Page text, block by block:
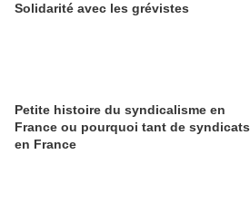
Solidarité avec les grévistes
Petite histoire du syndicalisme en
France ou pourquoi tant de syndicats
en France